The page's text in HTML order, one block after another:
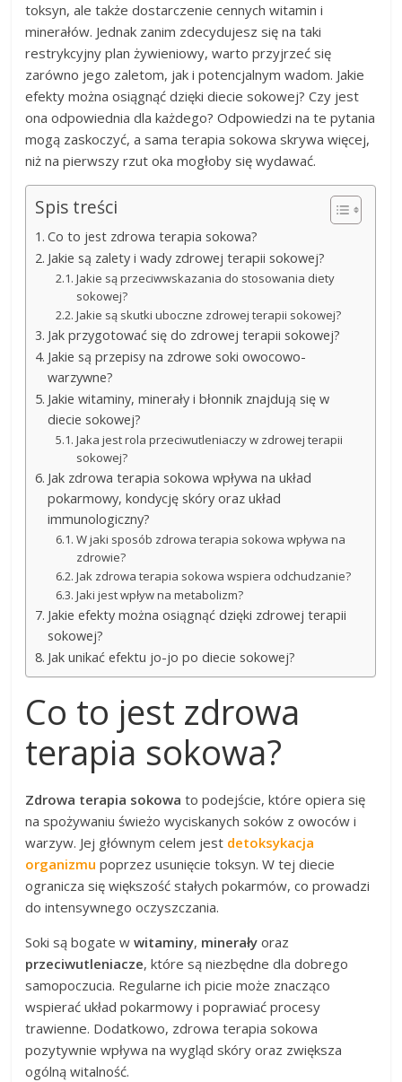
toksyn, ale także dostarczenie cennych witamin i
minerałów. Jednak zanim zdecydujesz się na taki
restrykcyjny plan żywieniowy, warto przyjrzeć się
zarówno jego zaletom, jak i potencjalnym wadom. Jakie
efekty można osiągnąć dzięki diecie sokowej? Czy jest
ona odpowiednia dla każdego? Odpowiedzi na te pytania
mogą zaskoczyć, a sama terapia sokowa skrywa więcej,
niż na pierwszy rzut oka mogłoby się wydawać.
Spis treści
Co to jest zdrowa terapia sokowa?
Jakie są zalety i wady zdrowej terapii sokowej?
Jakie są przeciwwskazania do stosowania diety
sokowej?
Jakie są skutki uboczne zdrowej terapii sokowej?
Jak przygotować się do zdrowej terapii sokowej?
Jakie są przepisy na zdrowe soki owocowo-
warzywne?
Jakie witaminy, minerały i błonnik znajdują się w
diecie sokowej?
Jaka jest rola przeciwutleniaczy w zdrowej terapii
sokowej?
Jak zdrowa terapia sokowa wpływa na układ
pokarmowy, kondycję skóry oraz układ
immunologiczny?
W jaki sposób zdrowa terapia sokowa wpływa na
zdrowie?
Jak zdrowa terapia sokowa wspiera odchudzanie?
Jaki jest wpływ na metabolizm?
Jakie efekty można osiągnąć dzięki zdrowej terapii
sokowej?
Jak unikać efektu jo-jo po diecie sokowej?
Co to jest zdrowa
terapia sokowa?
Zdrowa terapia sokowa to podejście, które opiera się
na spożywaniu świeżo wyciskanych soków z owoców i
warzyw. Jej głównym celem jest detoksykacja
organizmu poprzez usunięcie toksyn. W tej diecie
ogranicza się większość stałych pokarmów, co prowadzi
do intensywnego oczyszczania.
Soki są bogate wwitaminy, minerały oraz
przeciwutleniacze, które są niezbędne dla dobrego
samopoczucia. Regularne ich picie może znacząco
wspierać układ pokarmowy i poprawiać procesy
trawienne. Dodatkowo, zdrowa terapia sokowa
pozytywnie wpływa na wygląd skóry oraz zwiększa
ogólną witalność.